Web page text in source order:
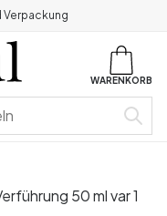
Verpackung
WARENKORB